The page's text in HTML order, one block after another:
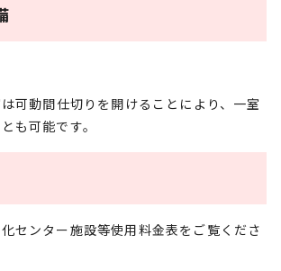
可動間仕切りを開けることにより、一室
も可能です。
センター施設等使用料金表をご覧くださ